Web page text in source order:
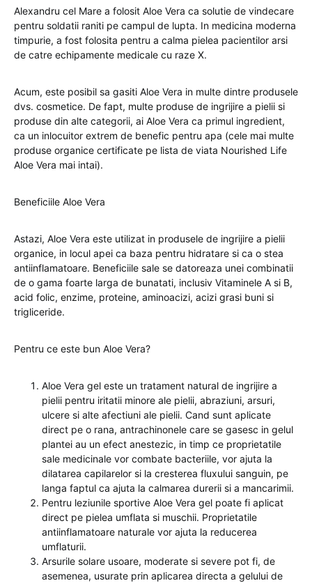
Alexandru cel Mare a folosit Aloe Vera ca solutie de vindecare
pentru soldatii raniti pe campul de lupta. In medicina moderna
timpurie, a fost folosita pentru a calma pielea pacientilor arsi
de catre echipamente medicale cu raze X.
Acum, este posibil sa gasiti Aloe Vera in multe dintre produsele
dvs. cosmetice. De fapt, multe produse de ingrijire a pielii si
produse din alte categorii, ai Aloe Vera ca primul ingredient,
ca un inlocuitor extrem de benefic pentru apa (cele mai multe
produse organice certificate pe lista de viata Nourished Life
Aloe Vera mai intai).
Beneficiile Aloe Vera
Astazi, Aloe Vera este utilizat in produsele de ingrijire a pielii
organice, in locul apei ca baza pentru hidratare si ca o stea
antiinflamatoare. Beneficiile sale se datoreaza unei combinatii
de o gama foarte larga de bunatati, inclusiv Vitaminele A si B,
acid folic, enzime, proteine, aminoacizi, acizi grasi buni si
trigliceride.
Pentru ce este bun Aloe Vera?
Aloe Vera gel este un tratament natural de ingrijire a
pielii pentru iritatii minore ale pielii, abraziuni, arsuri,
ulcere si alte afectiuni ale pielii. Cand sunt aplicate
direct pe o rana, antrachinonele care se gasesc in gelul
plantei au un efect anestezic, in timp ce proprietatile
sale medicinale vor combate bacteriile, vor ajuta la
dilatarea capilarelor si la cresterea fluxului sanguin, pe
langa faptul ca ajuta la calmarea durerii si a mancarimii.
Pentru leziunile sportive Aloe Vera gel poate fi aplicat
direct pe pielea umflata si muschii. Proprietatile
antiinflamatoare naturale vor ajuta la reducerea
umflaturii.
Arsurile solare usoare, moderate si severe pot fi, de
asemenea, usurate prin aplicarea directa a gelului de